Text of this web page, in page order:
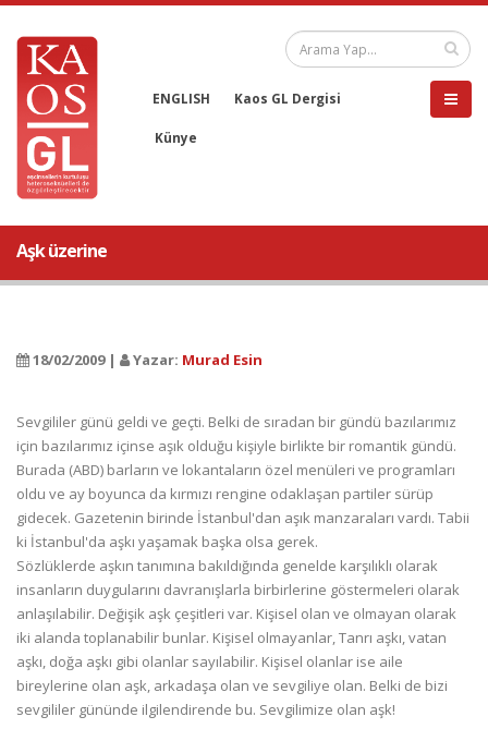
ENGLISH Kaos GL Dergisi
Künye
Aşk üzerine
18/02/2009 | Yazar: Murad Esin
Sevgililer günü geldi ve geçti. Belki de sıradan bir gündü bazılarımız
için bazılarımız içinse aşık olduğu kişiyle birlikte bir romantik gündü.
Burada (ABD) barların ve lokantaların özel menüleri ve programları
oldu ve ay boyunca da kırmızı rengine odaklaşan partiler sürüp
gidecek. Gazetenin birinde İstanbul'dan aşık manzaraları vardı. Tabii
ki İstanbul'da aşkı yaşamak başka olsa gerek.
Sözlüklerde aşkın tanımına bakıldığında genelde karşılıklı olarak
insanların duygularını davranışlarla birbirlerine göstermeleri olarak
anlaşılabilir. Değişik aşk çeşitleri var. Kişisel olan ve olmayan olarak
iki alanda toplanabilir bunlar. Kişisel olmayanlar, Tanrı aşkı, vatan
aşkı, doğa aşkı gibi olanlar sayılabilir. Kişisel olanlar ise aile
bireylerine olan aşk, arkadaşa olan ve sevgiliye olan. Belki de bizi
sevgililer gününde ilgilendirende bu. Sevgilimize olan aşk!